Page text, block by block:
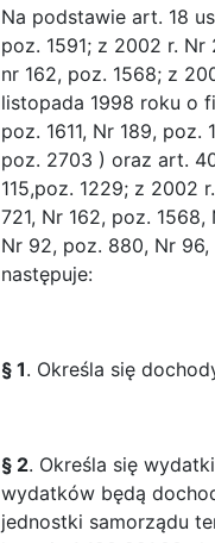
Na podstawie art. 18
poz. 1591; z 2002 r.
nr 162, poz. 1568; z
listopada 1998 roku o
poz. 1611, Nr 189,
poz. 2703 ) oraz art.
115,poz. 1229; z 2002
721, Nr 162, poz.
Nr 92, poz. 880, Nr
następuje:
§ 1. Określa się
§ 2. Określa się
wydatków będą
jednostki samorządu